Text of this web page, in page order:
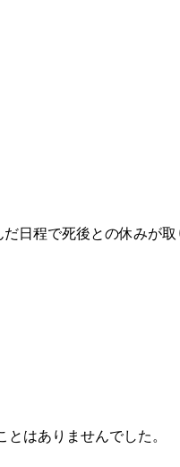
日程で死後との休み
はありませんでした。